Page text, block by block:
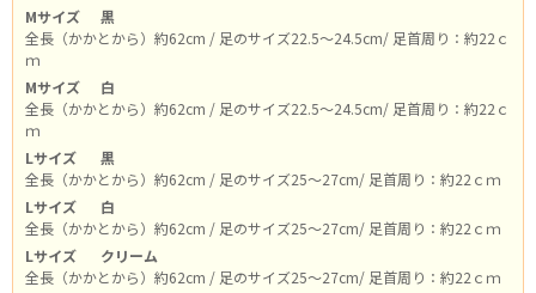
Mサイズ
黒
全長（かかとから）約62cm / 足のサイズ22.5～24.5cm/ 足首周り：約22ｃ
ｍ
Mサイズ
白
全長（かかとから）約62cm / 足のサイズ22.5～24.5cm/ 足首周り：約22ｃ
ｍ
Lサイズ
黒
全長（かかとから）約62cm / 足のサイズ25～27cm/ 足首周り：約22ｃｍ
Lサイズ
白
全長（かかとから）約62cm / 足のサイズ25～27cm/ 足首周り：約22ｃｍ
Lサイズ
クリーム
全長（かかとから）約62cm / 足のサイズ25～27cm/ 足首周り：約22ｃｍ